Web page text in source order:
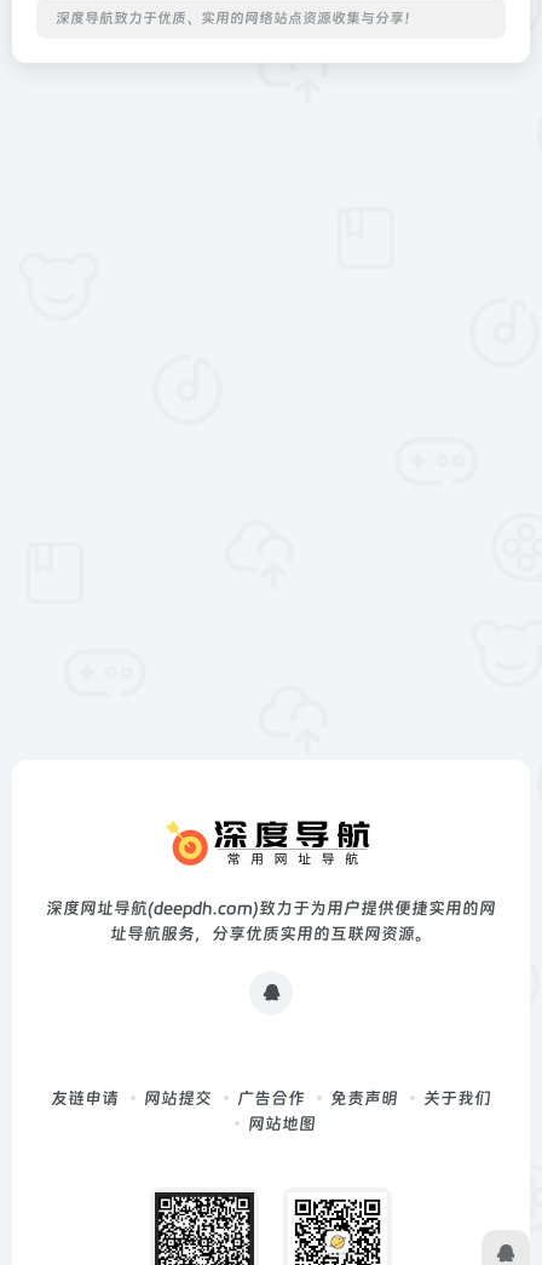
深度导航致力于优质、实用的网络站点资源收集与分享！
深度网址导航(deepdh.com)致力于为用户提供便捷实用的网
址导航服务，分享优质实用的互联网资源。
友链申请 网站提交 广告合作 免责声明
关于我们
网站地图